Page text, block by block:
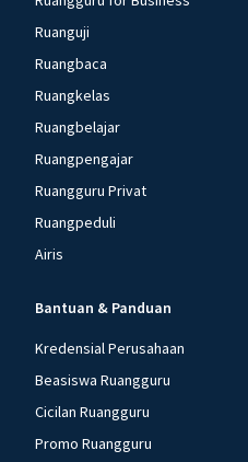
Ruanguji
Ruangbaca
Ruangkelas
Ruangbelajar
Ruangpengajar
Ruangguru Privat
Ruangpeduli
Airis
Bantuan & Panduan
Kredensial Perusahaan
Beasiswa Ruangguru
Cicilan Ruangguru
Promo Ruangguru